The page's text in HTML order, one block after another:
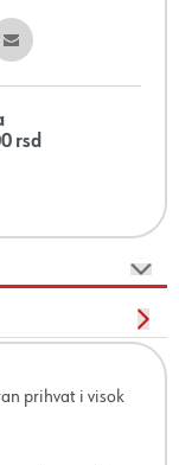
rsd
prihvat i visok